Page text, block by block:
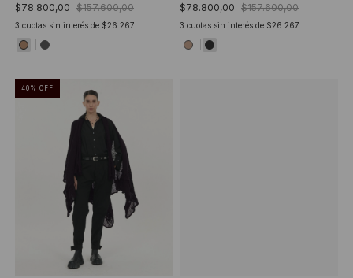
$78.800,00 $157.600,00
3 cuotas sin interés de $26.267
$78.800,00 $157.600,00
3 cuotas sin interés de $26.267
40 % OFF